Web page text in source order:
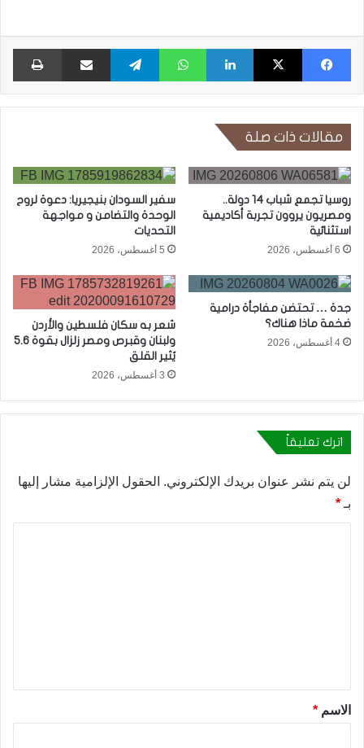
فيسبوك X لينكدإن واتساب تيلقرام مشاركة عبر البريد
مقالات ذات صلة
روسيا تجمع شباب 14 دولة..
ومصريون يروون تجربة أكاديمية
استثنائية
6 أغسطس، 2026
سفير السودان بنيجيريا: دعوة لروح
الوحدة والتضامن و مواجهة
التحديات
5 أغسطس، 2026
جدة … تحتضن مفاجأة درامية
ضخمة ماذا هناك؟
4 أغسطس، 2026
شعر به سكان فلسطين والأردن
ولبنان وقبرص ومصر زلزال بقوة 5.6
يُثير القلق
3 أغسطس، 2026
اترك تعليقاً
لن يتم نشر عنوان بريدك الإلكتروني. الحقول الإلزامية مشار إليها
بـ *
*الاسم *